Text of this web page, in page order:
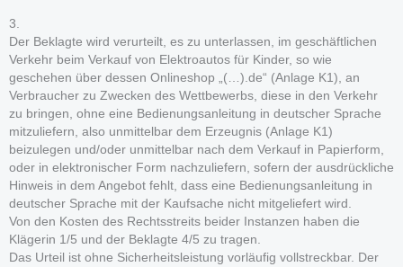
3.
Der Beklagte wird verurteilt, es zu unterlassen, im geschäftlichen
Verkehr beim Verkauf von Elektroautos für Kinder, so wie
geschehen über dessen Onlineshop „(…).de“ (Anlage K1), an
Verbraucher zu Zwecken des Wettbewerbs, diese in den Verkehr
zu bringen, ohne eine Bedienungsanleitung in deutscher Sprache
mitzuliefern, also unmittelbar dem Erzeugnis (Anlage K1)
beizulegen und/oder unmittelbar nach dem Verkauf in Papierform,
oder in elektronischer Form nachzuliefern, sofern der ausdrückliche
Hinweis in dem Angebot fehlt, dass eine Bedienungsanleitung in
deutscher Sprache mit der Kaufsache nicht mitgeliefert wird.
Von den Kosten des Rechtsstreits beider Instanzen haben die
Klägerin 1/5 und der Beklagte 4/5 zu tragen.
Das Urteil ist ohne Sicherheitsleistung vorläufig vollstreckbar. Der